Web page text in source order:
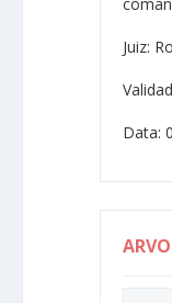
Juiz:
Data: